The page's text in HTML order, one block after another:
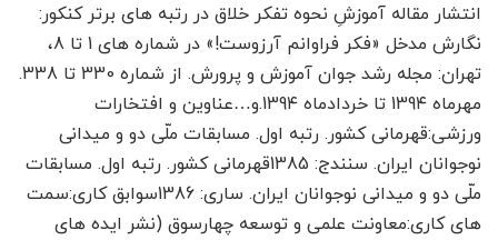
انتشار مقاله آموزشِ نحوه تفکر خلاق در رتبه های برتر کنکور:
نگارش مدخل «فکر فراوانم آرزوست!» در شماره های 1 تا 8،
تهران: مجله رشد جوان آموزش و پرورش. از شماره 330 تا 338.
مهرماه 139۴ تا خردادماه 139۴.و…عناوین و افتخارات
ورزشی:قهرمانی کشور. رتبه اول. مسابقات ملّی دو و میدانی
نوجوانان ایران. سنندج: 1385قهرمانی کشور. رتبه اول. مسابقات
ملّی دو و میدانی نوجوانان ایران. ساری: 1386سوابق کاری:سمت
های کاری:معاونت علمی و توسعه چهارسوق (نشر ایده های